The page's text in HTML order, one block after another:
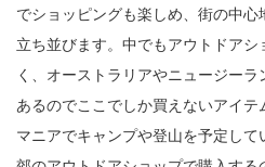
でショッピングも楽しめ、街の中
立ち並びます。中でもアウトドア
く、オーストラリアやニュージー
あるのでここでしか買えないアイ
マニアでキャンプや登山を予定し